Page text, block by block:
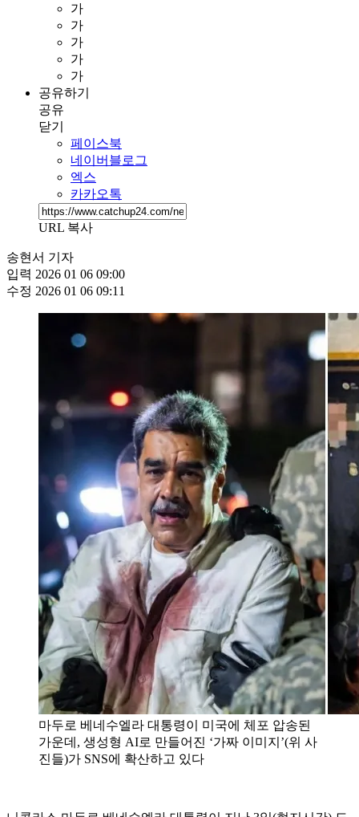
가
가
가
가
가
공유하기
공유
닫기
페이스북
네이버블로그
엑스
카카오톡
URL 복사
송현서 기자
입력 2026 01 06 09:00
수정 2026 01 06 09:11
마두로 베네수엘라 대통령이 미국에 체포 압송된
가운데, 생성형 AI로 만들어진 ‘가짜 이미지’(위 사
진들)가 SNS에 확산하고 있다